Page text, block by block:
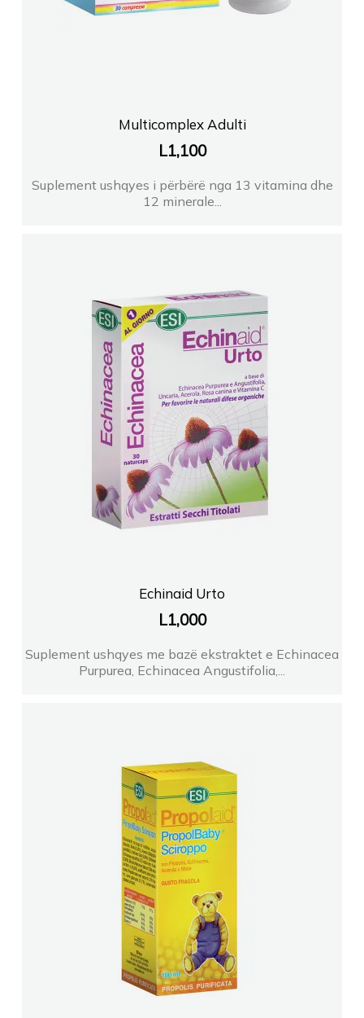
Multicomplex Adulti
L1,100
Suplement ushqyes i përbërë nga 13 vitamina dhe
12 minerale...
Echinaid Urto
L1,000
Suplement ushqyes me bazë ekstraktet e Echinacea
Purpurea, Echinacea Angustifolia,...